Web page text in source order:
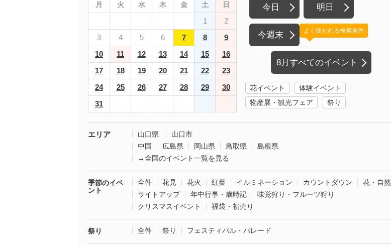
月 火 水 木 金 土 日
1
2
3
4 5 6 7 8
9
10
11 12 13 14 15
16
17
18 19 20 21 22
23
24
25 26 27 28 29
30
31
今日 明日
今週末
8月すべてのイベント
よく使われる検索条件
花イベント
体験イベント
物産展・観光フェア
祭り
エリア 山口県
山口市
中国
広島県 岡山県 鳥取県
島根県
→全国のイベント一覧を見る
季節のイベ
ント
全件 花見 花火 紅葉 イルミネーション カウントダウン
花・自然
ライトアップ
年中行事・歳時記
味覚狩り・フルーツ狩り
クリスマスイベント
福袋・初売り
祭り 全件 祭り フェスティバル・パレード